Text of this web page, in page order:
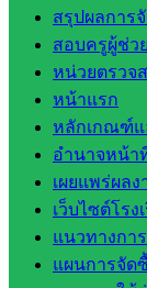
สรุปผลการ
สอบครูผู้ช่ว
หน่วยตรวจ
หน้าแรก
หลักเกณฑ์แ
อำนาจหน้า
เผยแพร่ผลง
เว็บไซต์โรง
แนวทางกา
แผนการจัด
กลุ่มนิ
ติดตาม
และประ
เมินผลฯ
::: ©2021
TEAM :::
สอบถามได้นะคะ